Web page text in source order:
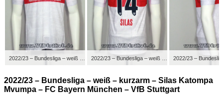
2022/23 – Bundesliga – weiß – kurzarm – Silas Katompa Mvumpa – FC Bayern München – VfB Stuttgart 2022/23 – Bundesliga – weiß – kurzarm – Silas Katompa Mvumpa – FC Bayern München – VfB Stuttgart
2022/23 – Bundesliga – weiß – kurzarm – Silas Katompa
Mvumpa – FC Bayern München – VfB Stuttgart